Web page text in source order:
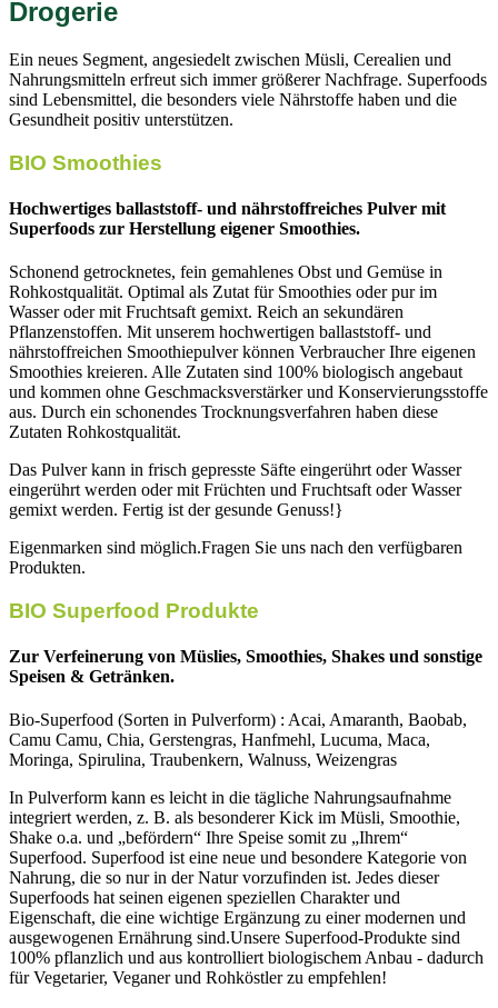
Drogerie
Ein neues Segment, angesiedelt zwischen Müsli, Cerealien und
Nahrungsmitteln erfreut sich immer größerer Nachfrage. Superfoods
sind Lebensmittel, die besonders viele Nährstoffe haben und die
Gesundheit positiv unterstützen.
BIO Smoothies
Hochwertiges ballaststoff- und nährstoffreiches Pulver mit
Superfoods zur Herstellung eigener Smoothies.
Schonend getrocknetes, fein gemahlenes Obst und Gemüse in
Rohkostqualität. Optimal als Zutat für Smoothies oder pur im
Wasser oder mit Fruchtsaft gemixt. Reich an sekundären
Pflanzenstoffen. Mit unserem hochwertigen ballaststoff- und
nährstoffreichen Smoothiepulver können Verbraucher Ihre eigenen
Smoothies kreieren. Alle Zutaten sind 100% biologisch angebaut
und kommen ohne Geschmacksverstärker und Konservierungsstoffe
aus. Durch ein schonendes Trocknungsverfahren haben diese
Zutaten Rohkostqualität.
Das Pulver kann in frisch gepresste Säfte eingerührt oder Wasser
eingerührt werden oder mit Früchten und Fruchtsaft oder Wasser
gemixt werden. Fertig ist der gesunde Genuss!}
Eigenmarken sind möglich.Fragen Sie uns nach den verfügbaren
Produkten.
BIO Superfood Produkte
Zur Verfeinerung von Müslies, Smoothies, Shakes und sonstige
Speisen & Getränken.
Bio-Superfood (Sorten in Pulverform) : Acai, Amaranth, Baobab,
Camu Camu, Chia, Gerstengras, Hanfmehl, Lucuma, Maca,
Moringa, Spirulina, Traubenkern, Walnuss, Weizengras
In Pulverform kann es leicht in die tägliche Nahrungsaufnahme
integriert werden, z. B. als besonderer Kick im Müsli, Smoothie,
Shake o.a. und „befördern“ Ihre Speise somit zu „Ihrem“
Superfood. Superfood ist eine neue und besondere Kategorie von
Nahrung, die so nur in der Natur vorzufinden ist. Jedes dieser
Superfoods hat seinen eigenen speziellen Charakter und
Eigenschaft, die eine wichtige Ergänzung zu einer modernen und
ausgewogenen Ernährung sind.Unsere Superfood-Produkte sind
100% pflanzlich und aus kontrolliert biologischem Anbau - dadurch
für Vegetarier, Veganer und Rohköstler zu empfehlen!